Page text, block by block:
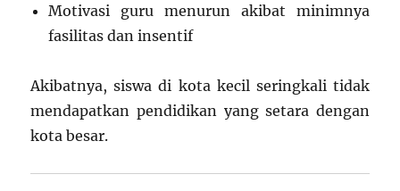
Motivasi guru menurun akibat minimnya
fasilitas dan insentif
Akibatnya, siswa di kota kecil seringkali tidak
mendapatkan pendidikan yang setara dengan
kota besar.